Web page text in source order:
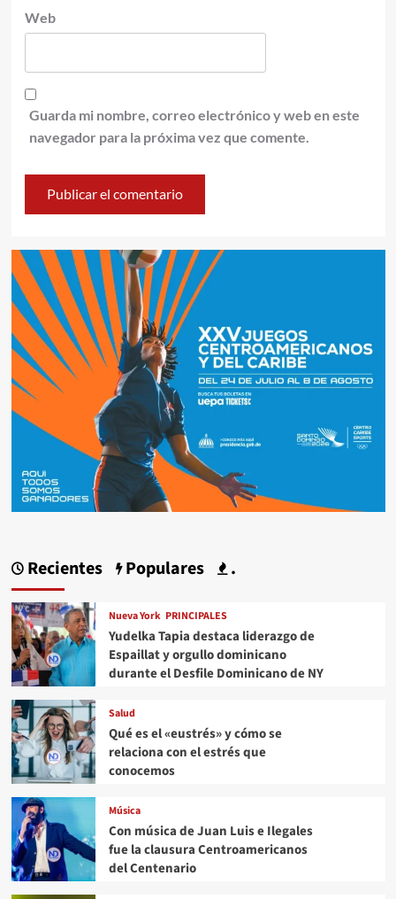
Web
Guarda mi nombre, correo electrónico y web en este
navegador para la próxima vez que comente.
Recientes Populares .
Nueva York PRINCIPALES
Yudelka Tapia destaca liderazgo de
Espaillat y orgullo dominicano
durante el Desfile Dominicano de NY
Salud
Qué es el «eustrés» y cómo se
relaciona con el estrés que
conocemos
Música
Con música de Juan Luis e Ilegales
fue la clausura Centroamericanos
del Centenario